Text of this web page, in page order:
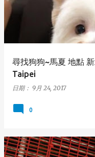
尋找狗狗~馬夏 地點
Taipei
日期： 9月 24, 2017
0